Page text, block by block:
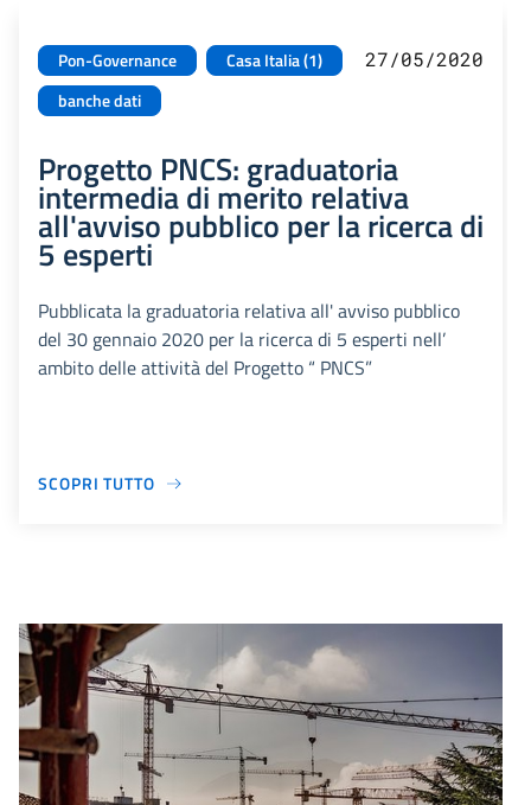
Pon-Governance
Casa Italia (1)
banche dati
27/05/2020
Progetto PNCS: graduatoria
intermedia di merito relativa
all'avviso pubblico per la ricerca di
5 esperti
Pubblicata la graduatoria relativa all' avviso pubblico
del 30 gennaio 2020 per la ricerca di 5 esperti nell’
ambito delle attività del Progetto “ PNCS”
SCOPRI TUTTO